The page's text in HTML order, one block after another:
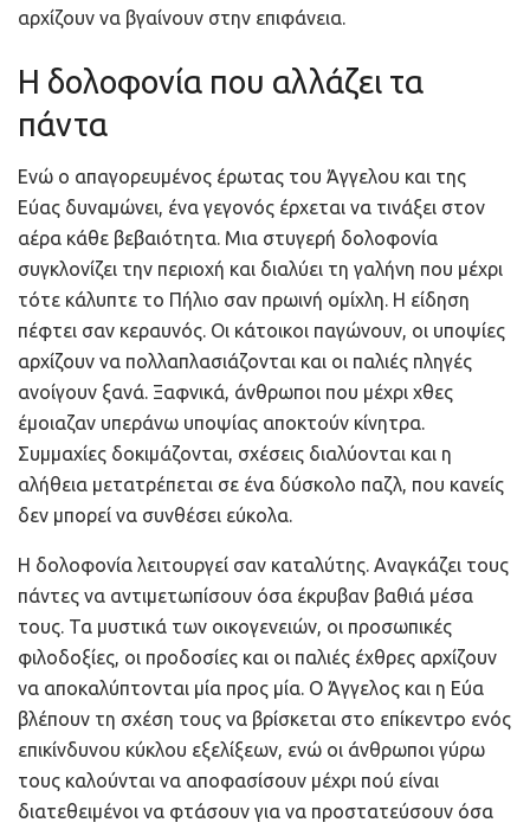
αρχίζουν να βγαίνουν στην επιφάνεια.
Η δολοφονία που αλλάζει τα
πάντα
Ενώ ο απαγορευμένος έρωτας του Άγγελου και της
Εύας δυναμώνει, ένα γεγονός έρχεται να τινάξει στον
αέρα κάθε βεβαιότητα. Μια στυγερή δολοφονία
συγκλονίζει την περιοχή και διαλύει τη γαλήνη που μέχρι
τότε κάλυπτε το Πήλιο σαν πρωινή ομίχλη. Η είδηση
πέφτει σαν κεραυνός. Οι κάτοικοι παγώνουν, οι υποψίες
αρχίζουν να πολλαπλασιάζονται και οι παλιές πληγές
ανοίγουν ξανά. Ξαφνικά, άνθρωποι που μέχρι χθες
έμοιαζαν υπεράνω υποψίας αποκτούν κίνητρα.
Συμμαχίες δοκιμάζονται, σχέσεις διαλύονται και η
αλήθεια μετατρέπεται σε ένα δύσκολο παζλ, που κανείς
δεν μπορεί να συνθέσει εύκολα.
Η δολοφονία λειτουργεί σαν καταλύτης. Αναγκάζει τους
πάντες να αντιμετωπίσουν όσα έκρυβαν βαθιά μέσα
τους. Τα μυστικά των οικογενειών, οι προσωπικές
φιλοδοξίες, οι προδοσίες και οι παλιές έχθρες αρχίζουν
να αποκαλύπτονται μία προς μία. Ο Άγγελος και η Εύα
βλέπουν τη σχέση τους να βρίσκεται στο επίκεντρο ενός
επικίνδυνου κύκλου εξελίξεων, ενώ οι άνθρωποι γύρω
τους καλούνται να αποφασίσουν μέχρι πού είναι
διατεθειμένοι να φτάσουν για να προστατεύσουν όσα